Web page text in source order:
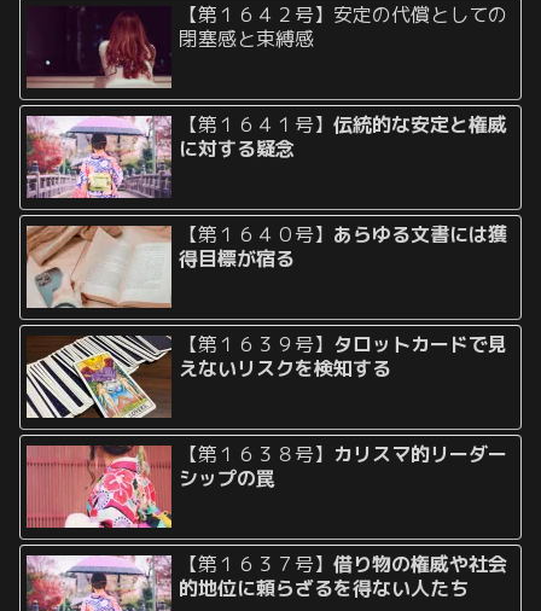
【第１６４２号】安定の代償としての
閉塞感と束縛感
【第１６４１号】伝統的な安定と権威
に対する疑念
【第１６４０号】 あらゆる文書には獲
得目標が宿る
【第１６３９号】 タロットカードで見
えないリスクを検知する
【第１６３８号】 カリスマ的リーダー
シップの罠
【第１６３７号】借り物の権威や社会
的地位に頼らざるを得ない人たち